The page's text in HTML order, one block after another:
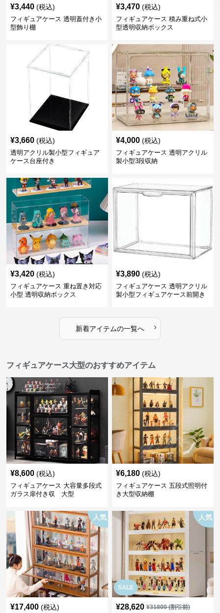
¥3,440 (税込)
フィギュアケース 透明蓋付き小
型飾り棚
¥3,470 (税込)
フィギュアケース 積み重ね式小
型透明収納ボックス
¥3,660 (税込)
透明アクリル製小型フィギュア
ケース台座付き
¥4,000 (税込)
フィギュアケース 透明アクリル
製小型3段収納
¥3,420 (税込)
フィギュアケース 重ね置き対応
小型 透明収納ボックス
¥3,890 (税込)
フィギュアケース 透明アクリル
製小型フィギュアケース前開き
新着アイテムの一覧へ ›
フィギュアケース大型のおすすめアイテム
¥8,600 (税込)
フィギュアケース 大容量多段式
ガラス扉付き収 大型
¥6,180 (税込)
フィギュアケース 五段式照明付
き大型収納棚
人気
¥17,400 (税込)
SALE
人気
¥28,620 ¥31800(割引前)